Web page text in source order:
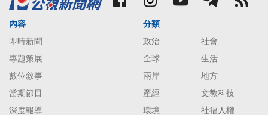
內容
即時新聞
專題策展
數位敘事
當期節目
深度報導
分類
政治
社會
全球
生活
兩岸
地方
產經
文教科技
環境
社福人權